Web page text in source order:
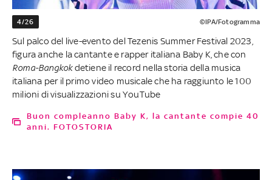
4/26 ©IPA/Fotogramma
Sul palco del live-evento del Tezenis Summer Festival 2023,
figura anche la cantante e rapper italiana Baby K, che con
Roma-Bangkokdetiene il record nella storia della musica
italiana per il primo video musicale che ha raggiunto le 100
milioni di visualizzazioni su YouTube
Buon compleanno Baby K, la cantante compie 40
anni. FOTOSTORIA